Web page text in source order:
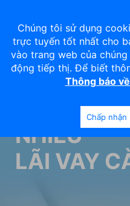
TIỀN
NHIỀU
LÃI VAY
Chúng tôi sử dụng
trực tuyến tốt nhất cho
vào trang web của
động tiếp thị. Để biết
Thông báo
Chấp nhận